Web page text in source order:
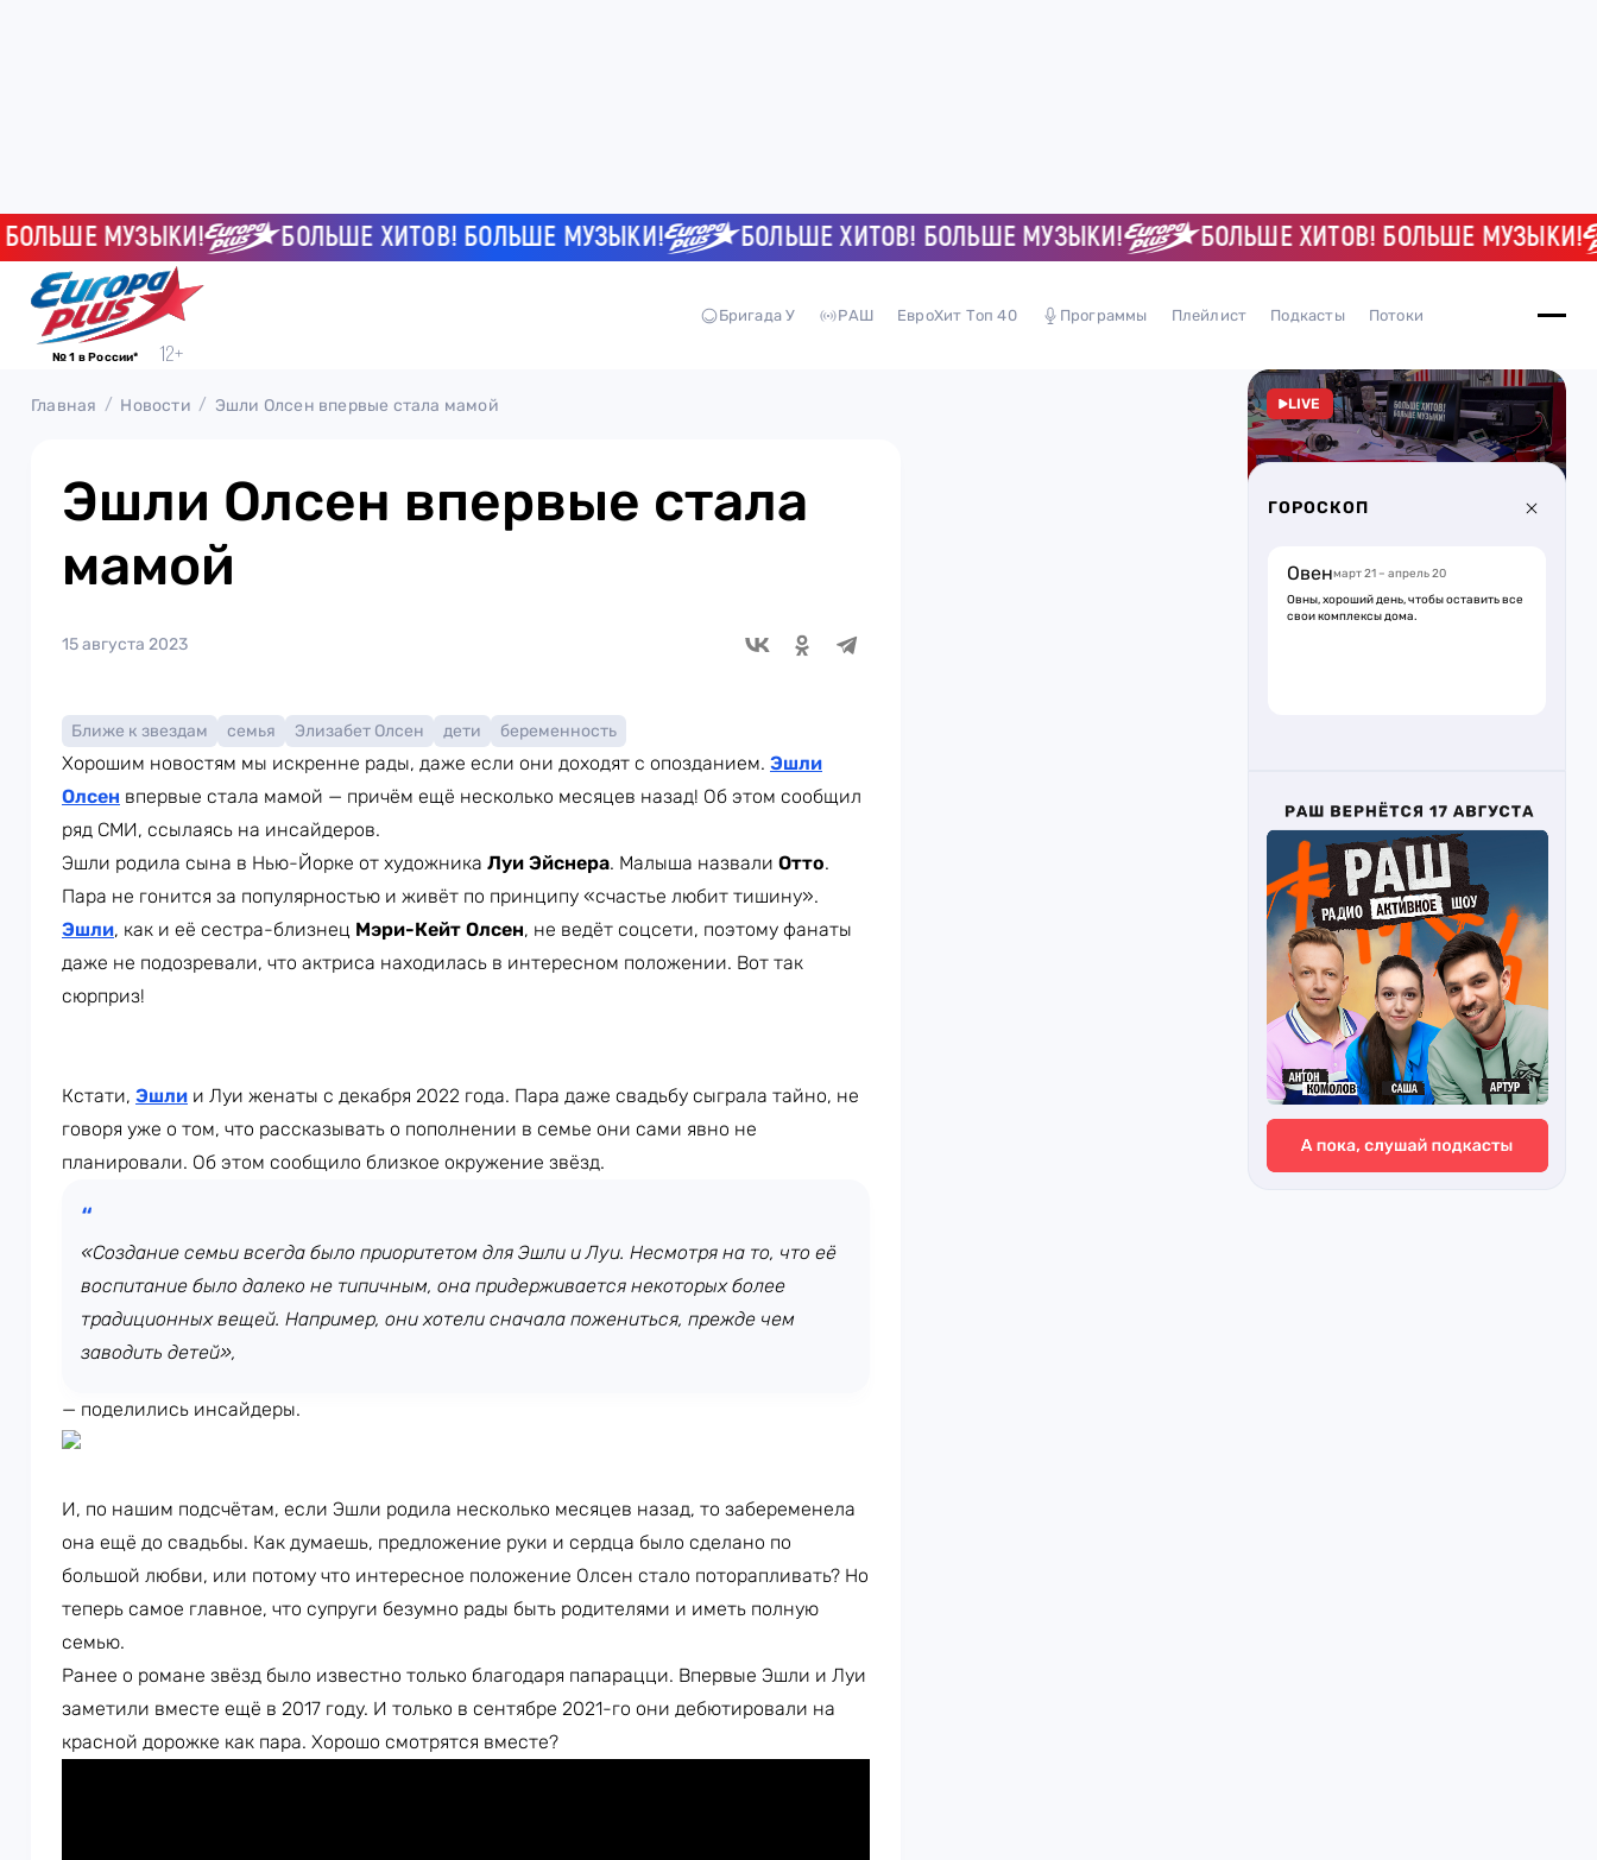
МУЗЫКИ! БОЛЬШЕ ХИТОВ! БОЛЬШЕ МУЗЫКИ! БОЛЬШЕ ХИТОВ! БОЛЬШЕ МУЗЫКИ! БОЛЬШЕ ХИТОВ! БОЛЬШЕ МУЗЫКИ!
№ 1 в России*
Бригада У РАШ ЕвроХит Топ 40 Программы Плейлист Подкасты Потоки
Главная Новости Эшли Олсен впервые стала мамой
Эшли Олсен впервые стала
мамой
15 августа 2023
Ближе к звездам семья Элизабет Олсен дети беременность
Хорошим новостям мы искренне рады, даже если они доходят с опозданием. Эшли
Олсен впервые стала мамой — причём ещё несколько месяцев назад! Об этом сообщил
ряд СМИ, ссылаясь на инсайдеров.
Эшли родила сына в Нью-Йорке от художника Луи Эйснера. Малыша назвали Отто.
Пара не гонится за популярностью и живёт по принципу «счастье любит тишину».
Эшли, как и её сестра-близнец Мэри-Кейт Олсен, не ведёт соцсети, поэтому фанаты
даже не подозревали, что актриса находилась в интересном положении. Вот так
сюрприз!
Кстати, Эшли и Луи женаты с декабря 2022 года. Пара даже свадьбу сыграла тайно, не
говоря уже о том, что рассказывать о пополнении в семье они сами явно не
планировали. Об этом сообщило близкое окружение звёзд.
«Создание семьи всегда было приоритетом для Эшли и Луи. Несмотря на то, что её
воспитание было далеко не типичным, она придерживается некоторых более
традиционных вещей. Например, они хотели сначала пожениться, прежде чем
заводить детей»,
— поделились инсайдеры.
И, по нашим подсчётам, если Эшли родила несколько месяцев назад, то забеременела
она ещё до свадьбы. Как думаешь, предложение руки и сердца было сделано по
большой любви, или потому что интересное положение Олсен стало поторапливать? Но
теперь самое главное, что супруги безумно рады быть родителями и иметь полную
семью.
Ранее о романе звёзд было известно только благодаря папарацци. Впервые Эшли и Луи
заметили вместе ещё в 2017 году. И только в сентябре 2021-го они дебютировали на
красной дорожке как пара. Хорошо смотрятся вместе?
LIVE
ГОРОСКОП
Овенмарт 21 – апрель 20
Овны, хороший день, чтобы оставить все
свои комплексы дома.